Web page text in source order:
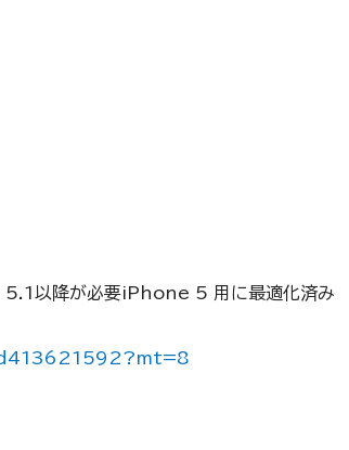
以降が必要iPhone 5 用に最適化済み